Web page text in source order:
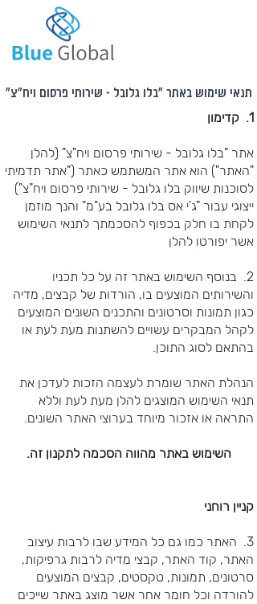
תנאי שימוש באתר "בלו גלובל - שירותי פרסום ויח"צ"
1. קדימון
אתר "בלו גלובל - שירותי פרסום ויח"צ" (להלן
"האתר") הוא אתר המשתמש כאתר ("אתר תדמיתי
לסוכנות שיווק בלו גלובל - שירותי פרסום ויח"צ")
ייצוגי עבור "ג'י אס בלו גלובל בע"מ" והנך מוזמן
לקחת בו חלק בכפוף להסכמתך לתנאי השימוש
אשר יפורטו להלן
2. בנוסף השימוש באתר זה על כל תכניו
והשירותים המוצעים בו, הורדות של קבצים, מדיה
כגון תמונות וסרטונים והתכנים השונים המוצעים
לקהל המבקרים עשויים להשתנות מעת לעת או
בהתאם לסוג התוכן.
הנהלת האתר שומרת לעצמה הזכות לעדכן את
תנאי השימוש המוצגים להלן מעת לעת וללא
התראה או אזכור מיוחד בערוצי האתר השונים.
השימוש באתר מהווה הסכמה לתקנון זה.
קניין רוחני
3. האתר כמו גם כל המידע שבו לרבות עיצוב
האתר, קוד האתר, קבצי מדיה לרבות גרפיקות,
סרטונים, תמונות, טקסטים, קבצים המוצעים
להורדה וכל חומר אחר אשר מוצג באתר שייכים